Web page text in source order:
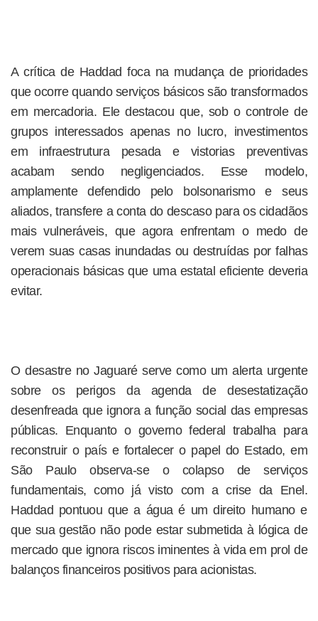
A crítica de Haddad foca na mudança de prioridades
que ocorre quando serviços básicos são transformados
em mercadoria. Ele destacou que, sob o controle de
grupos interessados apenas no lucro, investimentos
em infraestrutura pesada e vistorias preventivas
acabam sendo negligenciados. Esse modelo,
amplamente defendido pelo bolsonarismo e seus
aliados, transfere a conta do descaso para os cidadãos
mais vulneráveis, que agora enfrentam o medo de
verem suas casas inundadas ou destruídas por falhas
operacionais básicas que uma estatal eficiente deveria
evitar.
O desastre no Jaguaré serve como um alerta urgente
sobre os perigos da agenda de desestatização
desenfreada que ignora a função social das empresas
públicas. Enquanto o governo federal trabalha para
reconstruir o país e fortalecer o papel do Estado, em
São Paulo observa-se o colapso de serviços
fundamentais, como já visto com a crise da Enel.
Haddad pontuou que a água é um direito humano e
que sua gestão não pode estar submetida à lógica de
mercado que ignora riscos iminentes à vida em prol de
balanços financeiros positivos para acionistas.